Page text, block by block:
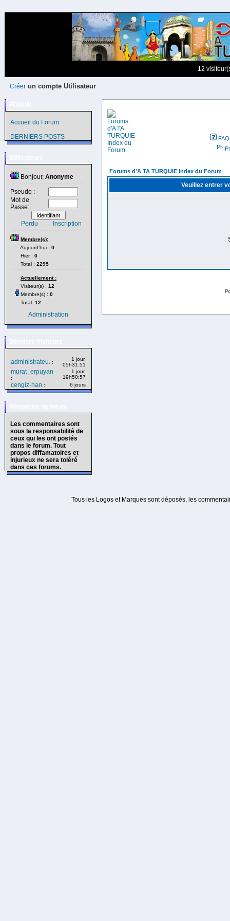
12
Créer un compte Utilisateur
Accueil du Forum
DERNIERS POSTS
Bonjour, Anonyme
Pseudo :
Mot de
Passe:
Perdu Inscription
Membre(s):
Aujourd'hui : 0
Hier : 0
Total : 2295
Actuellement :
Visiteur(s) : 12
Membre(s) : 0
Total :12
Administration
administrateu. :
1 jour,
05h31:51
murat_erpuyan
:
1 jour,
19h50:57
cengiz-han : 6 jours
Les commentaires sont
sous la responsabilité de
ceux qui les ont postés
dans le forum. Tout
propos diffamatoires et
injurieux ne sera toléré
dans ces forums.
FAQ
Forums d'A TA TURQUIE Index du Forum
Veuillez entrer
Tous les Logos et Marques sont déposés, les